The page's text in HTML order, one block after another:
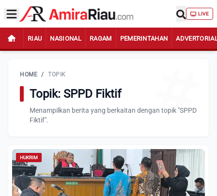
LIVE
RIAU NASIONAL RAGAM PEMERINTAHAN
HOME / TOPIK
Topik: SPPD Fiktif
Menampilkan berita yang berkaitan dengan topik "SPPD
Fiktif".
HUKRIM